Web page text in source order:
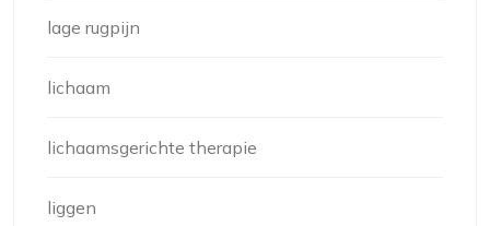
lage rugpijn
lichaam
lichaamsgerichte therapie
liggen